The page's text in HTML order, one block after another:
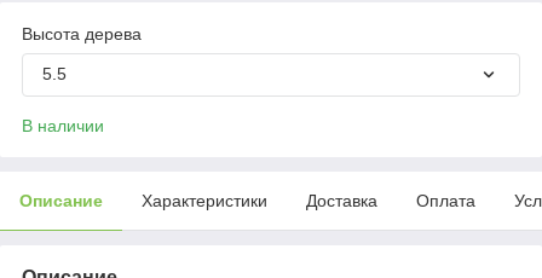
Высота дерева
5.5
В наличии
Описание Характеристики Доставка Оплата